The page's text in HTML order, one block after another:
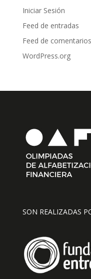
Iniciar Sesión
Feed de entradas
Feed de comentarios
WordPress.org
SON REALIZADAS